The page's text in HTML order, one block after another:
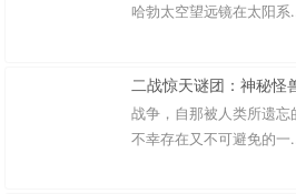
哈勃太空望远镜在太阳系
二战惊天谜团：神秘怪
战争，自那被人类所遗
不幸存在又不可避免的一